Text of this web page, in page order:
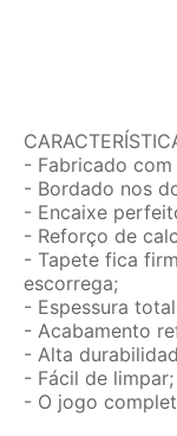
- Fabricado
- Bordado nos
- Encaixe
- Reforço de
- Tapete fica
escorrega;
- Espessura
- Acabamento
- Alta
- Fácil de limpar;
- O jogo